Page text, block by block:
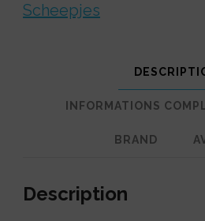
incontournable
Scheepjes
INFORMATIONS
BRAND
Description